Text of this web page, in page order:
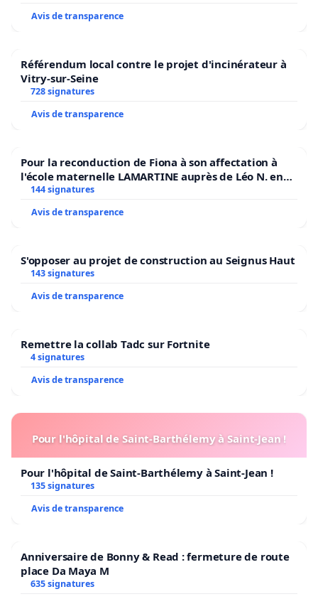
Avis de transparence
Référendum local contre le projet d'incinérateur à
Vitry-sur-Seine
728 signatures
Avis de transparence
Pour la reconduction de Fiona à son affectation à
l'école maternelle LAMARTINE auprès de Léo N. en
2026/2027
144 signatures
Avis de transparence
S'opposer au projet de construction au Seignus Haut
143 signatures
Avis de transparence
Remettre la collab Tadc sur Fortnite
4 signatures
Avis de transparence
Pour l'hôpital de Saint-Barthélemy à Saint-Jean !
Pour l'hôpital de Saint-Barthélemy à Saint-Jean !
135 signatures
Avis de transparence
Anniversaire de Bonny & Read : fermeture de route
place Da Maya M
635 signatures